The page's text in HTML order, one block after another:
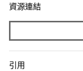
資源連結
引用